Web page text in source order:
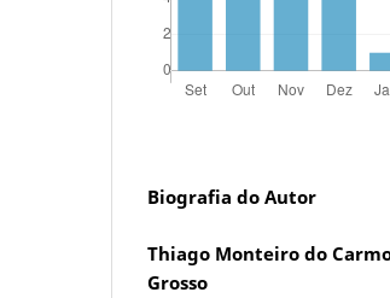
Biografia do Autor
Thiago Monteiro do
Grosso